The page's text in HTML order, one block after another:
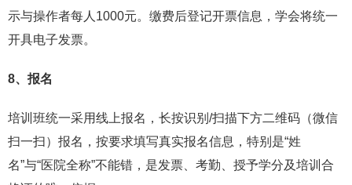
示与操作者每人1000元。缴费后登记开票信息，学会将统一
开具电子发票。
8、报名
培训班统一采用线上报名，长按识别/扫描下方二维码（微信
扫一扫）报名，按要求填写真实报名信息，特别是“姓
名”与“医院全称”不能错，是发票、考勤、授予学分及培训合